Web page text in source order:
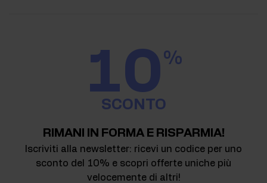
10%
SCONTO
RIMANI IN FORMA E RISPARMIA!
Iscriviti alla newsletter: ricevi un codice per uno
sconto del 10% e scopri offerte uniche più
velocemente di altri!